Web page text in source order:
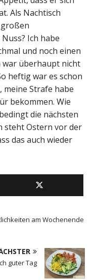
Als Nachtisch
Ich habe
und noch einen
war überhaupt nicht
heftig war es schon
meine Strafe habe
bekommen. Wie
die nächsten
steht Ostern vor der
das auch wieder
am Wochenende
guter Tag